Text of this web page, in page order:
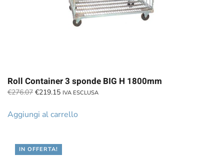
Roll Container 3 sponde BIG H 1800mm
€276.07 Il
originale
€219.15Il
attuale
IVA ESCLUSA
Aggiungi al carrello
IN OFFERTA!